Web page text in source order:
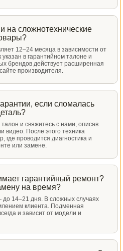
на сложнотехнические
12–24 месяца в зависимости от
в гарантийном талоне и
брендов действует расширенная
производителя.
если сломалась
и свяжитесь с нами, описав
видео. После этого техника
где проводится диагностика и
или замене.
гарантийный ремонт?
на время?
14–21 дня. В сложных случаях
клиента. Подменная
и зависит от модели и